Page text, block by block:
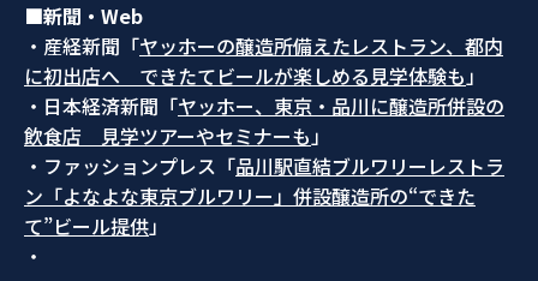
■新聞・Web
・産経新聞「ヤッホーの醸造所備えたレストラン、都内
に初出店へ できたてビールが楽しめる見学体験も」
・日本経済新聞「ヤッホー、東京・品川に醸造所併設の
飲食店 見学ツアーやセミナーも」
・ファッションプレス「品川駅直結ブルワリーレストラ
ン「よなよな東京ブルワリー」併設醸造所の“できた
て”ビール提供」
・